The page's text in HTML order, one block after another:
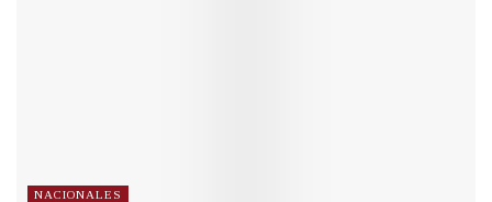
NACIONALES